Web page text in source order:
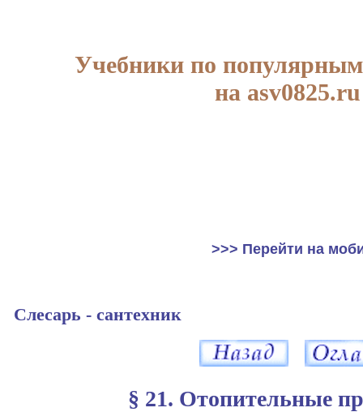
Учебники по
на asv0825.ru
>>> Перейти на
Слесарь - сантехник
§ 21. Отопительные